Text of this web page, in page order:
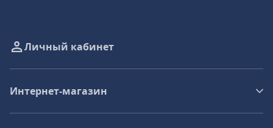
Личный кабинет
Интернет-магазин